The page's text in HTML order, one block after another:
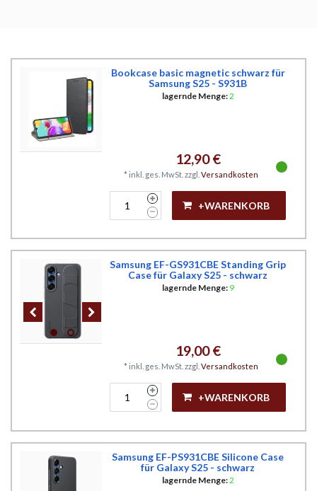
Bookcase basic magnetic schwarz für
Samsung S25 - S931B
lagernde Menge:2
12,90 €
* inkl. ges. MwSt. zzgl. Versandkosten
+WARENKORB
Samsung EF-GS931CBE Standing Grip
Case für Galaxy S25 - schwarz
lagernde Menge: 9
19,00 €
* inkl. ges. MwSt. zzgl. Versandkosten
+WARENKORB
Samsung EF-PS931CBE Silicone Case
für Galaxy S25 - schwarz
lagernde Menge:2